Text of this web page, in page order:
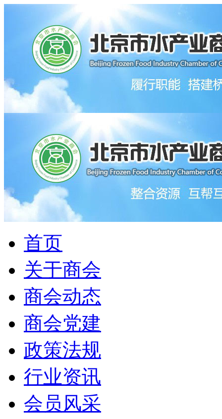
首页
关于商会
商会动态
商会党建
政策法规
行业资讯
会员风采